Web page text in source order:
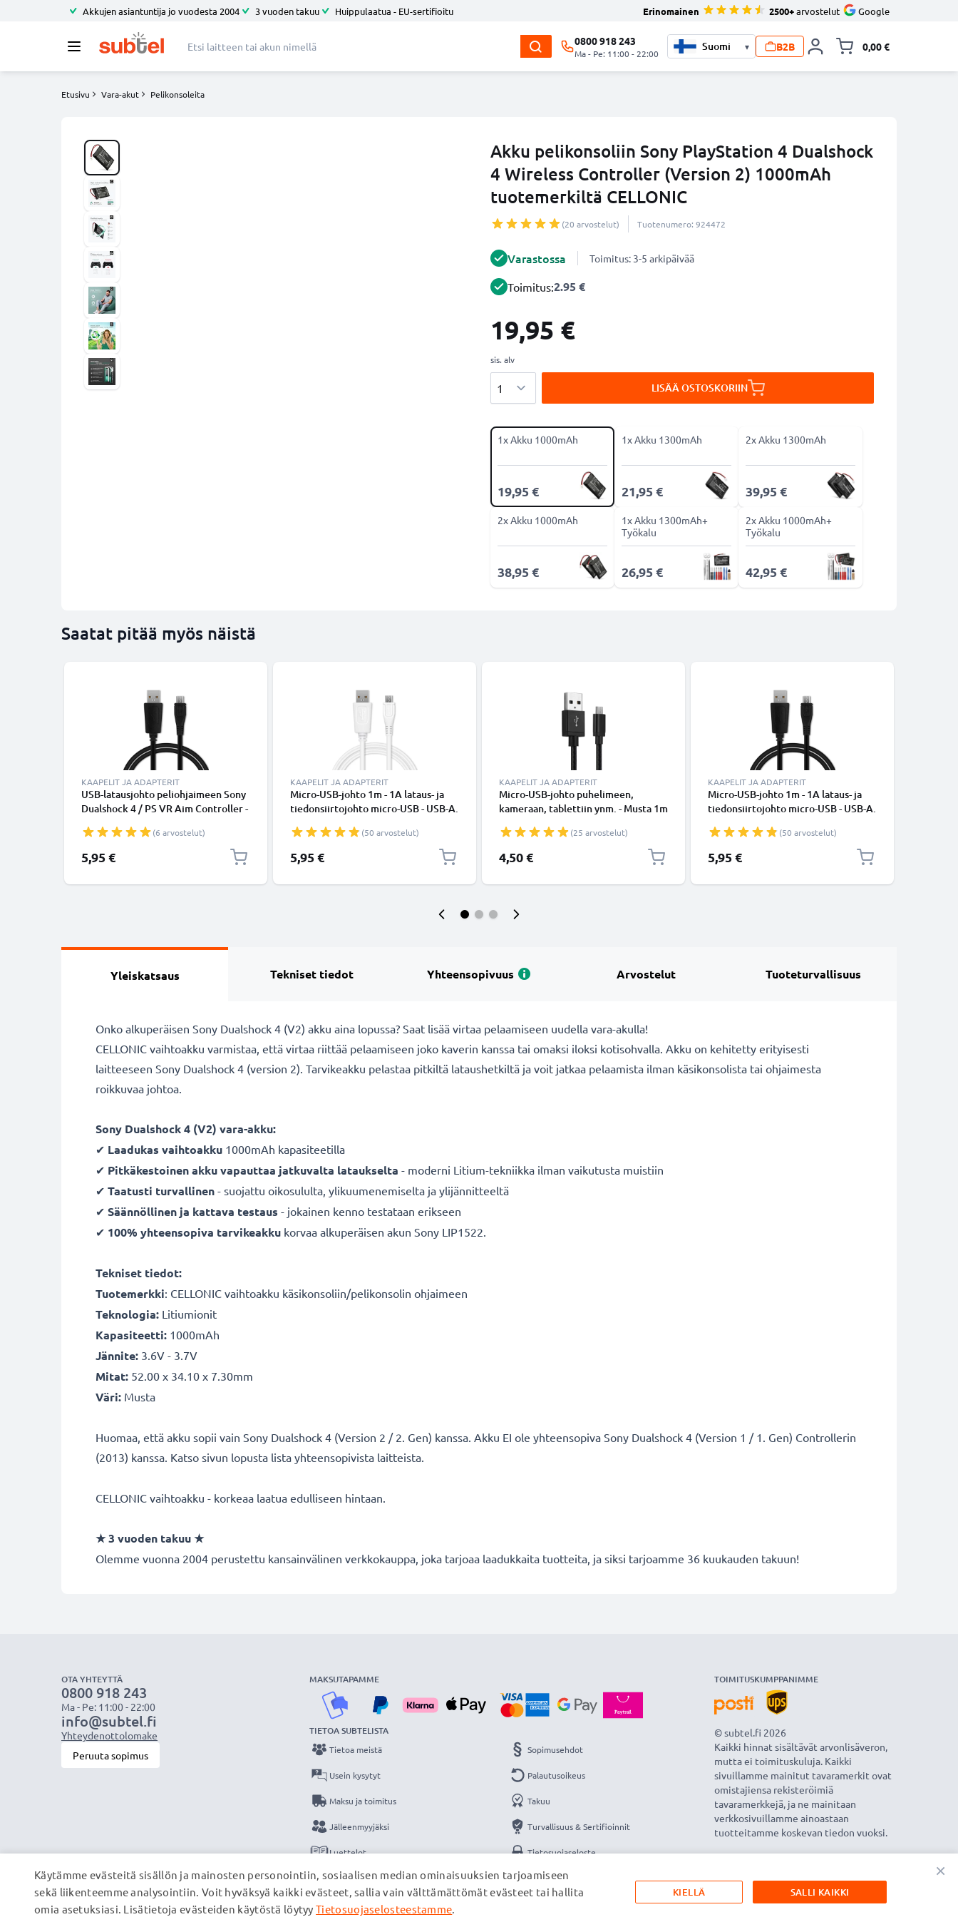
Akkujen asiantuntija jo vuodesta 2004 3 vuoden takuu Huippulaatua - EU-sertifioitu Erinomainen 2500+arvostelut Google
0800 918 243
Ma - Pe: 11:00 - 22:00
▾ B2B 0,00 €
Etusivu Vara-akut Pelikonsoleita
Akku pelikonsoliin Sony PlayStation 4 Dualshock
4 Wireless Controller (Version 2) 1000mAh
tuotemerkiltä CELLONIC
(20 arvostelut) Tuotenumero: 924472
Varastossa Toimitus: 3-5 arkipäivää
Toimitus:2.95 €
19,95 €
sis. alv
LISÄÄ OSTOSKORIIN
1x Akku 1000mAh
19,95 €
1x Akku 1300mAh
21,95 €
2x Akku 1300mAh
39,95 €
2x Akku 1000mAh
38,95 €
1x Akku 1300mAh+
Työkalu
26,95 €
2x Akku 1000mAh+
Työkalu
42,95 €
Saatat pitää myös näistä
KAAPELIT JA ADAPTERIT
USB-latausjohto peliohjaimeen Sony
Dualshock 4 / PS VR Aim Controller -
(6 arvostelut)
5,95 €
KAAPELIT JA ADAPTERIT
Micro-USB-johto 1m - 1A lataus- ja
tiedonsiirtojohto micro-USB - USB-A.
(50 arvostelut)
5,95 €
KAAPELIT JA ADAPTERIT
Micro-USB-johto puhelimeen,
kameraan, tablettiin ynm. - Musta 1m
(25 arvostelut)
4,50 €
KAAPELIT JA ADAPTERIT
Micro-USB-johto 1m - 1A lataus- ja
tiedonsiirtojohto micro-USB - USB-A.
(50 arvostelut)
5,95 €
Yleiskatsaus Tekniset tiedot Yhteensopivuus Arvostelut Tuoteturvallisuus
Onko alkuperäisen Sony Dualshock 4 (V2) akku aina lopussa? Saat lisää virtaa pelaamiseen uudella vara-akulla!
CELLONIC vaihtoakku varmistaa, että virtaa riittää pelaamiseen joko kaverin kanssa tai omaksi iloksi kotisohvalla. Akku on kehitetty erityisesti
laitteeseen Sony Dualshock 4 (version 2). Tarvikeakku pelastaa pitkiltä lataushetkiltä ja voit jatkaa pelaamista ilman käsikonsolista tai ohjaimesta
roikkuvaa johtoa.
Sony Dualshock 4 (V2) vara-akku:
✔ Laadukas vaihtoakku 1000mAh kapasiteetilla
✔ Pitkäkestoinen akku vapauttaa jatkuvalta lataukselta - moderni Litium-tekniikka ilman vaikutusta muistiin
✔ Taatusti turvallinen - suojattu oikosululta, ylikuumenemiselta ja ylijännitteeltä
✔ Säännöllinen ja kattava testaus - jokainen kenno testataan erikseen
✔ 100% yhteensopiva tarvikeakku korvaa alkuperäisen akun Sony LIP1522.
Tekniset tiedot:
Tuotemerkki: CELLONIC vaihtoakku käsikonsoliin/pelikonsolin ohjaimeen
Teknologia: Litiumionit
Kapasiteetti: 1000mAh
Jännite: 3.6V - 3.7V
Mitat: 52.00 x 34.10 x 7.30mm
Väri: Musta
Huomaa, että akku sopii vain Sony Dualshock 4 (Version 2 / 2. Gen) kanssa. Akku EI ole yhteensopiva Sony Dualshock 4 (Version 1 / 1. Gen) Controllerin
(2013) kanssa. Katso sivun lopusta lista yhteensopivista laitteista.
CELLONIC vaihtoakku - korkeaa laatua edulliseen hintaan.
★3 vuoden takuu★
Olemme vuonna 2004 perustettu kansainvälinen verkkokauppa, joka tarjoaa laadukkaita tuotteita, ja siksi tarjoamme 36 kuukauden takuun!
OTA YHTEYTTÄ
0800 918 243
Ma - Pe: 11:00 - 22:00
info@subtel.fi
Yhteydenottolomake
Peruuta sopimus
MAKSUTAPAMME
TIETOA SUBTELISTA
Tietoa meistä
Usein kysytyt
Maksu ja toimitus
Jälleenmyyjäksi
Luettelot
Yhteys
Sopimusehdot
Palautusoikeus
Takuu
Turvallisuus & Sertifioinnit
Tietosuojaseloste
Yritystiedot
TOIMITUSKUMPPANIMME
© subtel.fi 2026
Kaikki hinnat sisältävät arvonlisäveron,
mutta ei toimituskuluja. Kaikki
sivuillamme mainitut tavaramerkit ovat
omistajiensa rekisteröimiä
tavaramerkkejä, ja ne mainitaan
verkkosivuillamme ainoastaan
tuotteitamme koskevan tiedon vuoksi.
×
Käytämme evästeitä sisällön ja mainosten personointiin, sosiaalisen median ominaisuuksien tarjoamiseen
sekä liikenteemme analysointiin. Voit hyväksyä kaikki evästeet, sallia vain välttämättömät evästeet tai hallita
omia asetuksiasi. Lisätietoja evästeiden käytöstä löytyyTietosuojaselosteestamme.
SALLI KAIKKI
KIELLÄ